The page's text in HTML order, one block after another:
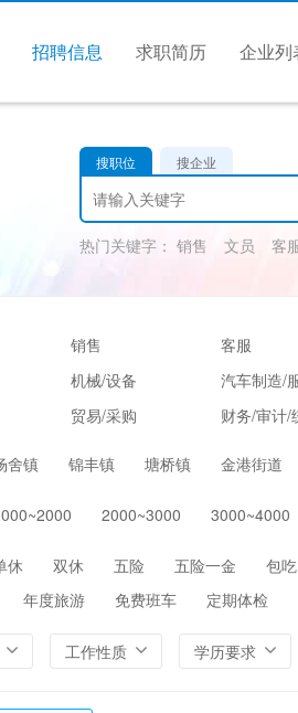
招聘信息 求职简历 企业列
搜职位 搜企业
热门关键字： 销售 文员 客
销售
客服
机械/设备
汽车制造/
贸易/采购
财务/审计/
刷
金融/证券/投资
保险
化工 环保
舍镇 锦丰镇 塘桥镇 金港街道
2000~3000 3000~4000
休 双休 五险 五险一金
包吃
年度旅游 免费班车 定期体检
工作性质 学历要求